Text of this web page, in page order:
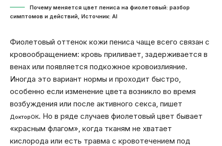
Почему меняется цвет пениса на фиолетовый: разбор
симптомов и действий, Источник: Al
Фиолетовый оттенок кожи пениса чаще всего связан с
кровообращением: кровь приливает, задерживается в
венах или появляется подкожное кровоизлияние.
Иногда это вариант нормы и проходит быстро,
особенно если изменение цвета возникло во время
возбуждения или после активного секса, пишет
ДокторОК. Но в ряде случаев фиолетовый цвет бывает
«красным флагом», когда тканям не хватает
кислорода или есть травма с кровотечением под